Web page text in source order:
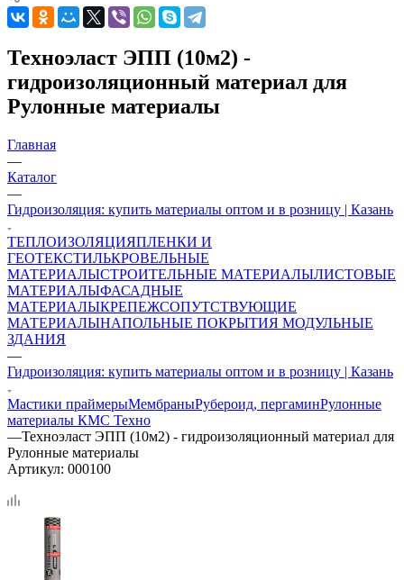
Техноэласт ЭПП (10м2) -
гидроизоляционный материал для
Рулонные материалы
Главная
—
Каталог
—
Гидроизоляция: купить материалы оптом и в розницу | Казань
ТЕПЛОИЗОЛЯЦИЯПЛЕНКИ И
ГЕОТЕКСТИЛЬКРОВЕЛЬНЫЕ
МАТЕРИАЛЫСТРОИТЕЛЬНЫЕ МАТЕРИАЛЫЛИСТОВЫЕ
МАТЕРИАЛЫФАСАДНЫЕ
МАТЕРИАЛЫКРЕПЕЖСОПУТСТВУЮЩИЕ
МАТЕРИАЛЫНАПОЛЬНЫЕ ПОКРЫТИЯ МОДУЛЬНЫЕ
ЗДАНИЯ
—
Гидроизоляция: купить материалы оптом и в розницу | Казань
Мастики праймерыМембраныРубероид, пергаминРулонные
материалы КМС Техно
—Техноэласт ЭПП (10м2) - гидроизоляционный материал для
Рулонные материалы
Артикул: 000100